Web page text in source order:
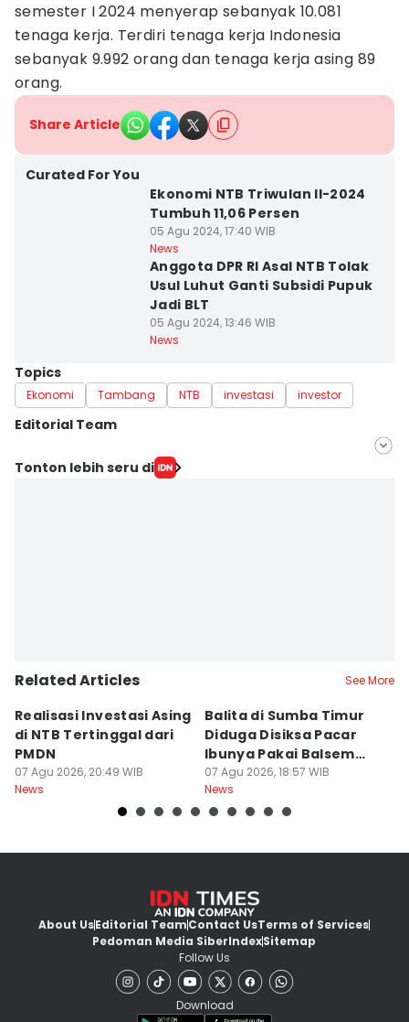
semester I 2024 menyerap sebanyak 10.081
tenaga kerja. Terdiri tenaga kerja Indonesia
sebanyak 9.992 orang dan tenaga kerja asing 89
orang.
Share Article
Curated For You
Ekonomi NTB Triwulan II-2024
Tumbuh 11,06 Persen
05 Agu 2024, 17:40 WIB
News
Anggota DPR RI Asal NTB Tolak
Usul Luhut Ganti Subsidi Pupuk
Jadi BLT
05 Agu 2024, 13:46 WIB
News
Topics
Ekonomi Tambang NTB investasi investor
Editorial Team
Editor
Tonton lebih seru di
Related Articles See More
Realisasi Investasi Asing
di NTB Tertinggal dari
PMDN
07 Agu 2026, 20:49 WIB
News
Balita di Sumba Timur
Diduga Disiksa Pacar
Ibunya Pakai Balsem
dan Cabai
07 Agu 2026, 18:57 WIB
News
About UsEditorial TeamContact UsTerms of Services
Pedoman Media SiberIndexSitemap
Follow Us
Download